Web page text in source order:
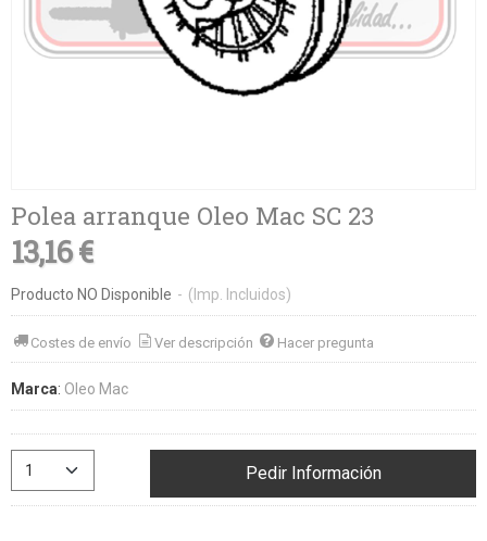
Polea arranque Oleo Mac SC 23
13,16 €
Producto NO Disponible - (Imp. Incluidos)
Costes de envío Ver descripción Hacer pregunta
Marca: Oleo Mac
Pedir Información